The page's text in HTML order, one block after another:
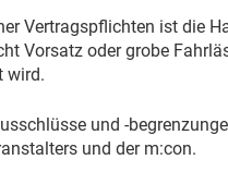
Vertragspflichten ist die
Vorsatz oder grobe
wird.
und -
und der m:con.